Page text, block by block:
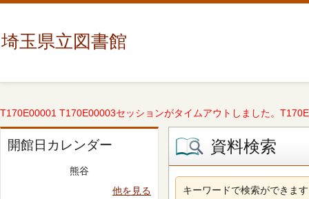
埼玉県立図書館
T170E00001 T170E00003セッションがタイムアウトしました。
開館日カレンダー
熊谷
他を見る
資料検索
キーワードで検索ができます